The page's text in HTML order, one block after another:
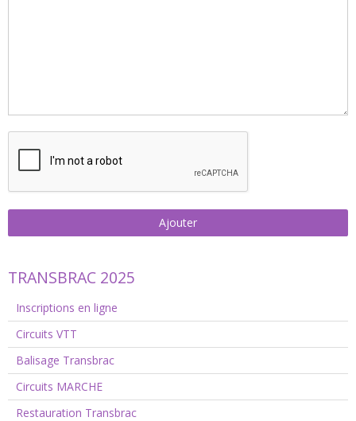
Ajouter
TRANSBRAC 2025
Inscriptions en ligne
Circuits VTT
Balisage Transbrac
Circuits MARCHE
Restauration Transbrac